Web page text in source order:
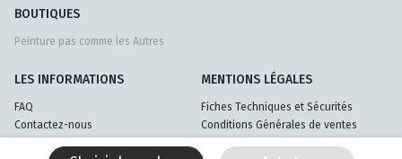
BOUTIQUES
Peinture pas comme les Autres
LES INFORMATIONS
FAQ
Contactez-nous
MENTIONS LÉGALES
Fiches Techniques et Sécurités
Conditions Générales de ventes